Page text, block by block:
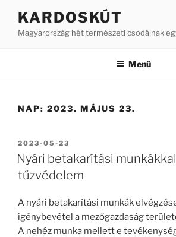
KARDOSKÚT
Magyarország hét természeti csodáinak
Menü
NAP: 2023. MÁJUS 23.
BEKÜLDVE:
2023-05-23
Nyári betakarítási
tűzvédelem
A nyári betakarítási munkák
igénybevétel a mezőgazdaság
A nehéz munka mellette